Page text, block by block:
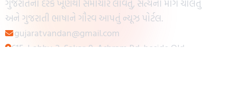
ગુજરાતના દરેક ખૂણેથી સમાચાર લાવતું, સત્યના માર્ગે ચાલતું
અને ગુજરાતી ભાષાને ગૌરવ આપતું ન્યૂઝ પોર્ટલ.
gujaratvandan@gmail.com
615, Lobby-2, Sakar-9, Ashram Rd, beside Old